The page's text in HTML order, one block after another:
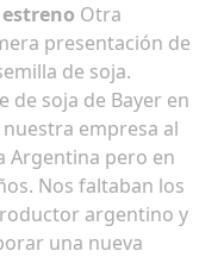
estreno Otra
presentación de
de soja.
de soja de Bayer en
empresa al
Argentina pero en
Nos faltaban los
argentino y
una nueva